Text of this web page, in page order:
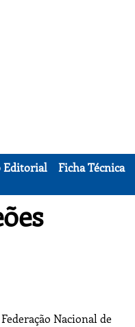
Editorial Ficha Técnica
Nacional de